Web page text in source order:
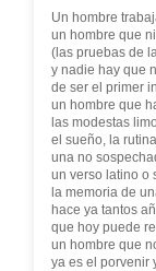
Un hombre
un hombre que
(las pruebas de
y nadie hay que
de ser el primer
un hombre que
las modestas
el sueño, la
una no
un verso latino o
la memoria de
hace ya tantos
que hoy puede
un hombre que
ya es el porvenir